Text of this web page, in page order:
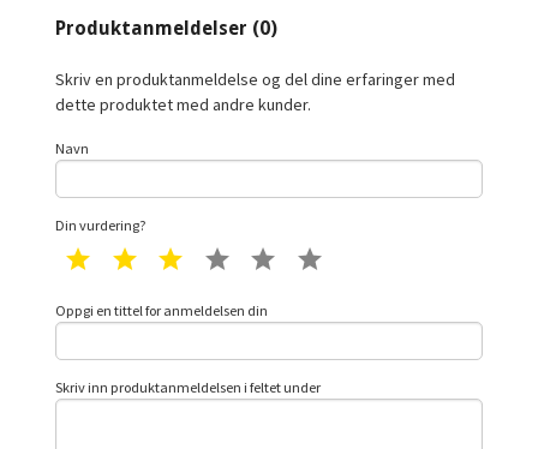
Produktanmeldelser (0)
Skriv en produktanmeldelse og del dine erfaringer med
dette produktet med andre kunder.
Navn
Din vurdering?
1 star 2 star 3 star 4 star 5 star
Oppgi en tittel for anmeldelsen din
Skriv inn produktanmeldelsen i feltet under